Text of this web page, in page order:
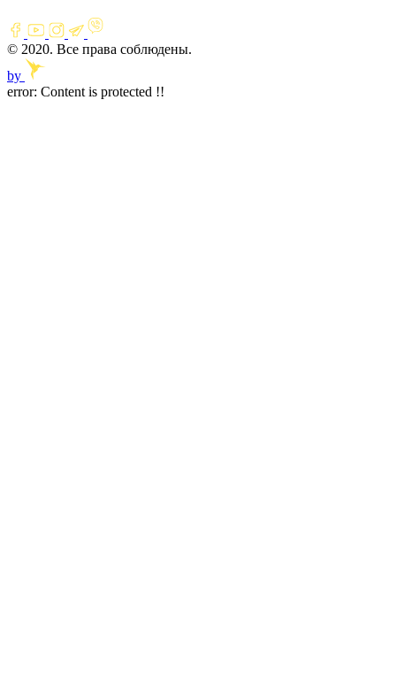
© 2020. Все права соблюдены.
by
error: Content is protected !!